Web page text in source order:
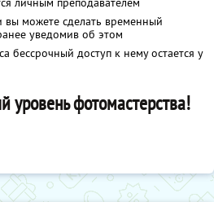
вы можете сделать временный
уведомив об этом
бессрочный доступ к нему остается у
уровень фотомастерства!